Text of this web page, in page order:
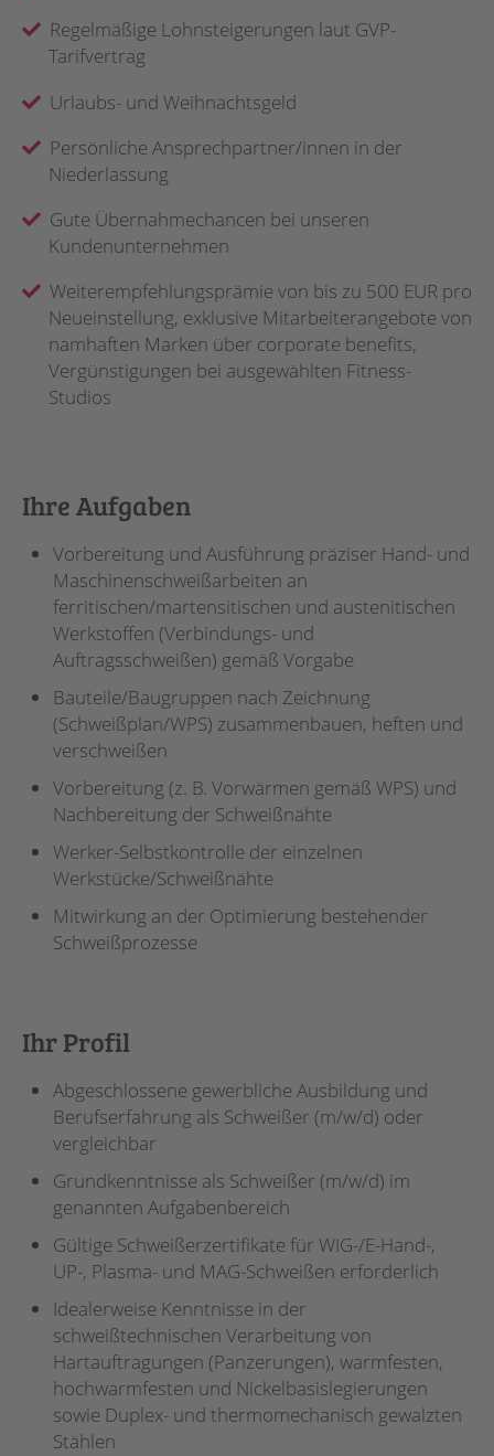
Ihre Aufgaben
Vorbereitung und Ausführung präziser Hand- und
Maschinenschweißarbeiten an
ferritischen/martensitischen und austenitischen
Werkstoffen (Verbindungs- und
Auftragsschweißen) gemäß Vorgabe
Bauteile/Baugruppen nach Zeichnung
(Schweißplan/WPS) zusammenbauen, heften und
verschweißen
Vorbereitung (z. B. Vorwärmen gemäß WPS) und
Nachbereitung der Schweißnähte
Werker-Selbstkontrolle der einzelnen
Werkstücke/Schweißnähte
Mitwirkung an der Optimierung bestehender
Schweißprozesse
Ihr Profil
Abgeschlossene gewerbliche Ausbildung und
Berufserfahrung als Schweißer (m/w/d) oder
vergleichbar
Grundkenntnisse als Schweißer (m/w/d) im
genannten Aufgabenbereich
Gültige Schweißerzertifikate für WIG-/E-Hand-,
UP-, Plasma- und MAG-Schweißen erforderlich
Idealerweise Kenntnisse in der
schweißtechnischen Verarbeitung von
Hartauftragungen (Panzerungen), warmfesten,
hochwarmfesten und Nickelbasislegierungen
sowie Duplex- und thermomechanisch gewalzten
Stählen
Regelmäßige Lohnsteigerungen laut GVP-
Tarifvertrag
Urlaubs- und Weihnachtsgeld
Persönliche Ansprechpartner/innen in der
Niederlassung
Gute Übernahmechancen bei unseren
Kundenunternehmen
Weiterempfehlungsprämie von bis zu 500 EUR pro
Neueinstellung, exklusive Mitarbeiterangebote von
namhaften Marken über corporate benefits,
Vergünstigungen bei ausgewählten Fitness-
Studios